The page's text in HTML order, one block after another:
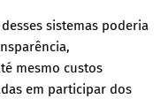
sistemas poderia
mesmo custos
em participar dos